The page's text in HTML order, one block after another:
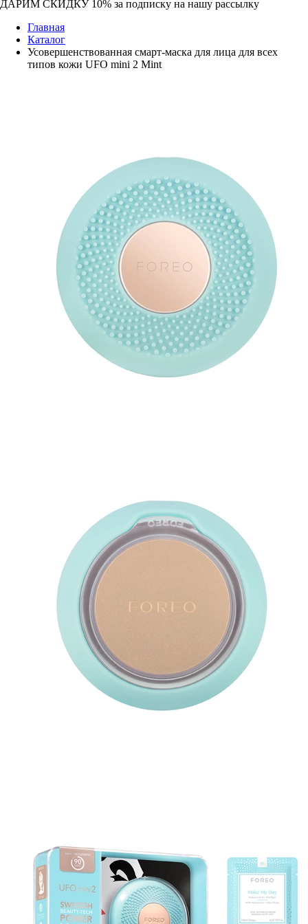
ДАРИМ СКИДКУ 10% за подписку на нашу рассылку
Главная
Каталог
Усовершенствованная смарт-маска для лица для всех
типов кожи UFO mini 2 Mint